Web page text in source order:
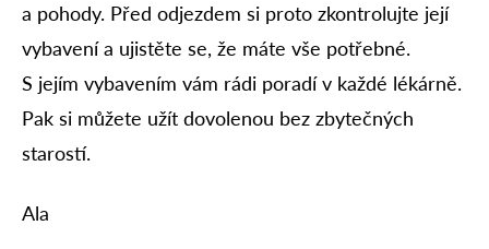
a pohody. Před odjezdem si proto zkontrolujte její
vybavení a ujistěte se, že máte vše potřebné.
S jejím vybavením vám rádi poradí v každé lékárně.
Pak si můžete užít dovolenou bez zbytečných
starostí.
Ala